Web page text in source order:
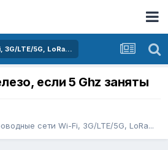
LTE/5G, LoRa...
если 5 Ghz заняты
сети Wi-Fi, 3G/LTE/5G, LoRa...